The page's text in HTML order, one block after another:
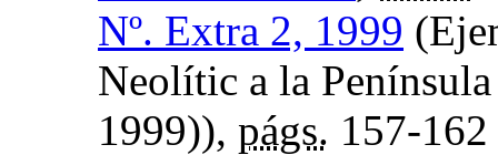
Nº. Extra 2, 1999
Neolític a la
1999)), págs. 157-162